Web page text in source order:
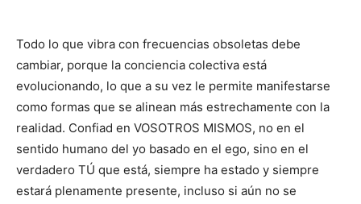
Todo lo que vibra con frecuencias obsoletas debe
cambiar, porque la conciencia colectiva está
evolucionando, lo que a su vez le permite manifestarse
como formas que se alinean más estrechamente con la
realidad. Confiad en VOSOTROS MISMOS, no en el
sentido humano del yo basado en el ego, sino en el
verdadero TÚ que está, siempre ha estado y siempre
estará plenamente presente, incluso si aún no se